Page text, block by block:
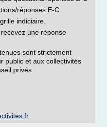
réponses E-C
indiciaire.
une réponse
sont strictement
public et aux collectivités
privés